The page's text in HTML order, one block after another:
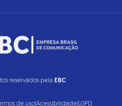
reservados pela EBC
de uso|Acessibilidade|LGPD